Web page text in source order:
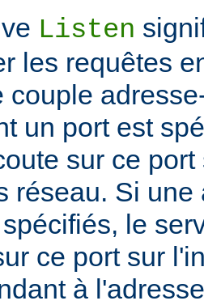
Listen
les requêtes
couple
un port est
sur ce
réseau. Si une
le
ce port sur
à